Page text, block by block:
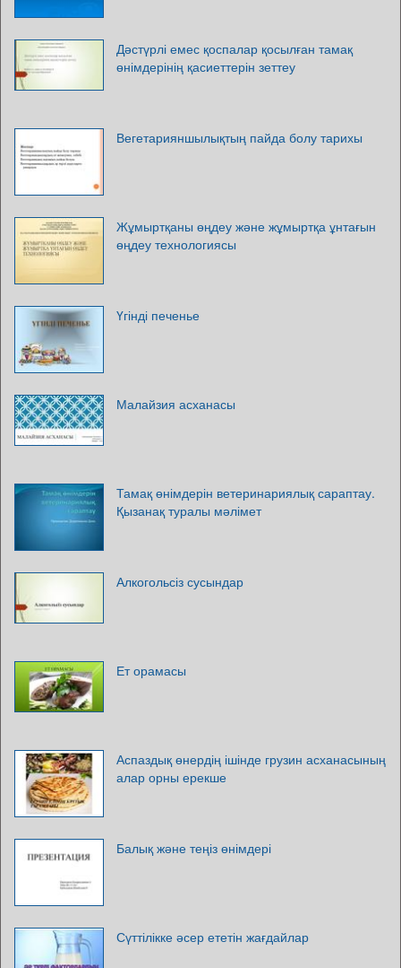
Дәстүрлі емес қоспалар қосылған тамақ
өнімдерінің қасиеттерін зеттеу
Вегетарияншылықтың пайда болу тарихы
Жұмыртқаны өңдеу және жұмыртқа ұнтағын
өңдеу технологиясы
Үгінді печенье
Малайзия асханасы
Тамақ өнімдерін ветеринариялық сараптау.
Қызанақ туралы мәлімет
Алкогольсіз сусындар
Ет орамасы
Аспаздық өнердің ішінде грузин асханасының
алар орны ерекше
Балық және теңіз өнімдері
Сүттілікке әсер ететін жағдайлар